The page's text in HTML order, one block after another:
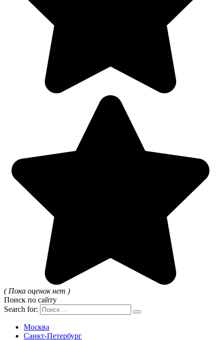
( Пока оценок нет )
Поиск по сайту
Search for:
Москва
Санкт-Петербург